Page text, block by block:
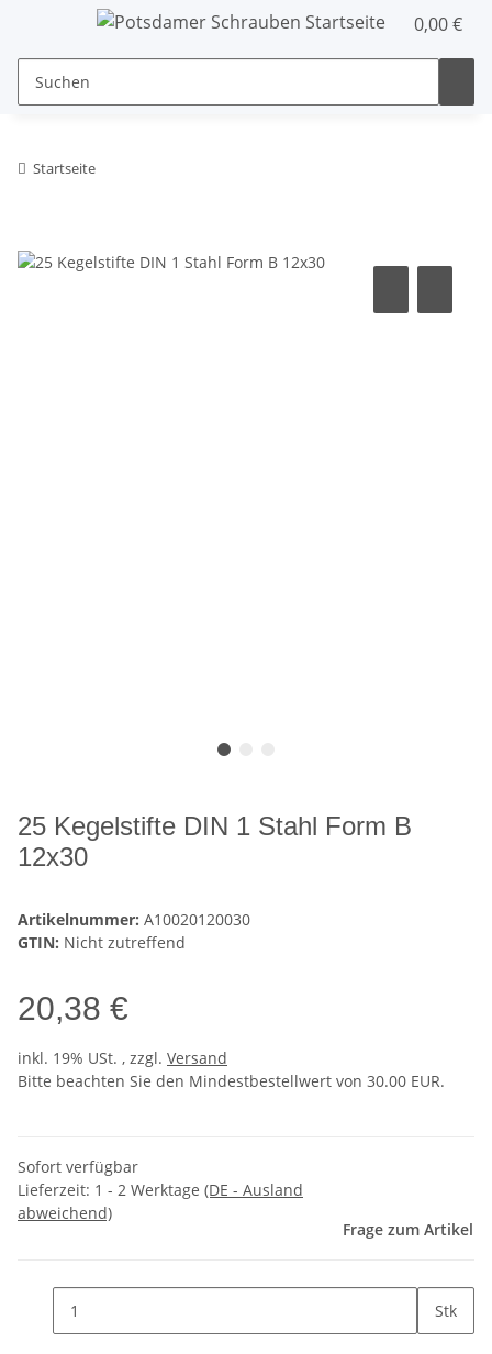
0,00 €
Startseite
25 Kegelstifte DIN 1 Stahl Form B
12x30
Artikelnummer: A10020120030
GTIN: Nicht zutreffend
20,38 €
inkl. 19% USt. , zzgl. Versand
Bitte beachten Sie den Mindestbestellwert von 30.00 EUR.
Sofort verfügbar
Lieferzeit: 1 - 2 Werktage (DE - Ausland
abweichend)
Frage zum Artikel
Stk